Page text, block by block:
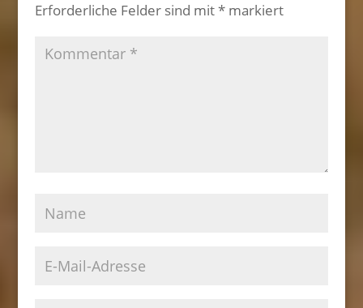
Erforderliche Felder sind mit*markiert